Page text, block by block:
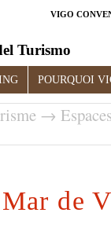
VIGO
Turismo
POURQUOI
→
de